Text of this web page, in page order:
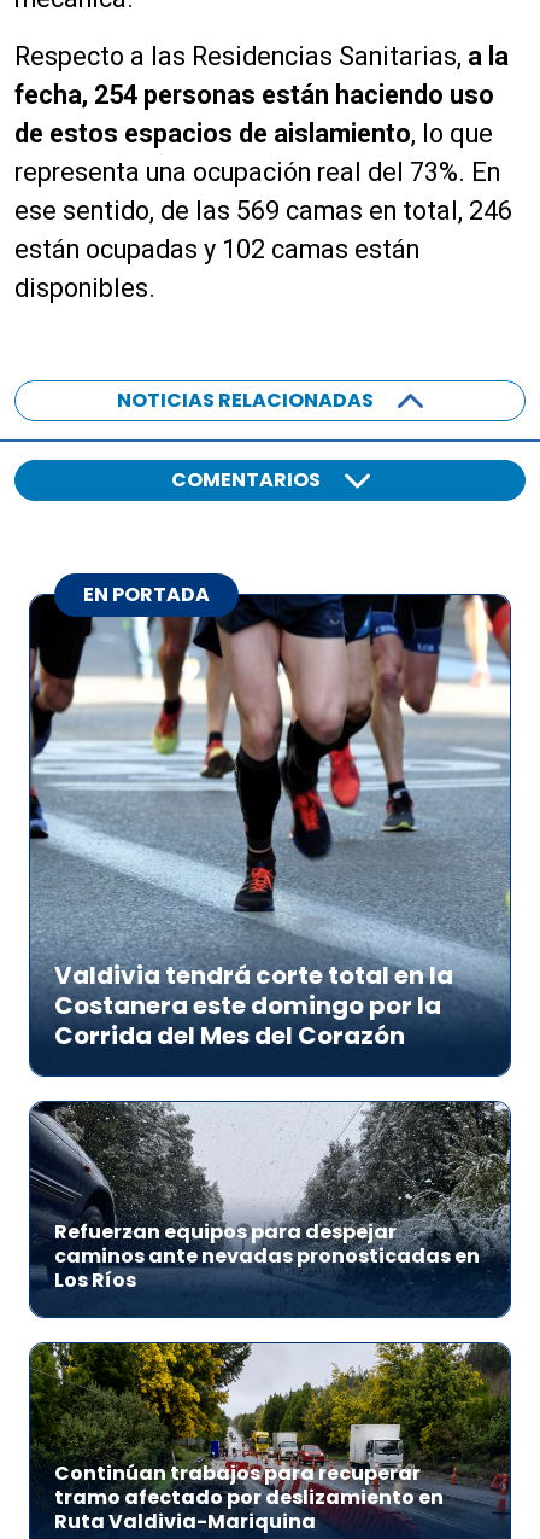
Respecto a las Residencias Sanitarias, a la
fecha, 254 personas están haciendo uso
de estos espacios de aislamiento, lo que
representa una ocupación real del 73%. En
ese sentido, de las 569 camas en total, 246
están ocupadas y 102 camas están
disponibles.
NOTICIAS RELACIONADAS
COMENTARIOS
EN PORTADA
Valdivia tendrá corte total en la
Costanera este domingo por la
Corrida del Mes del Corazón
Refuerzan equipos para despejar
caminos ante nevadas pronosticadas en
Los Ríos
Continúan trabajos para recuperar
tramo afectado por deslizamiento en
Ruta Valdivia-Mariquina